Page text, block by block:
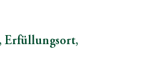
Erfüllungsort,